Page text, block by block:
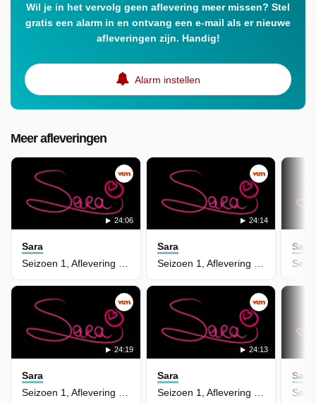
Wil je in het vervolg geen aflevering meer missen? Stel
gratis een alarm in en ontvang een e-mail als er nieuwe
afleveringen zijn. Handig!
Alarm instellen
Meer afleveringen
24:06
Sara
Seizoen 1, Aflevering 146
24:14
Sara
Seizoen 1, Aflevering 145
24:19
Sara
24:13
Sara
Sara
Sara